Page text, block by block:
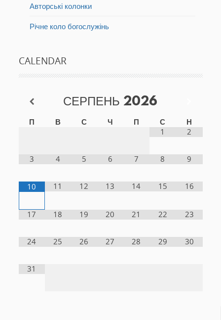
Авторські колонки
Річне коло богослужінь
CALENDAR
СЕРПЕНЬ 2026
П В С Ч П С
Н
1
2
3 4 5 6 7 8 9
10 11 12 13 14 15 16
17 18 19 20 21 22 23
24 25 26 27 28 29 30
31